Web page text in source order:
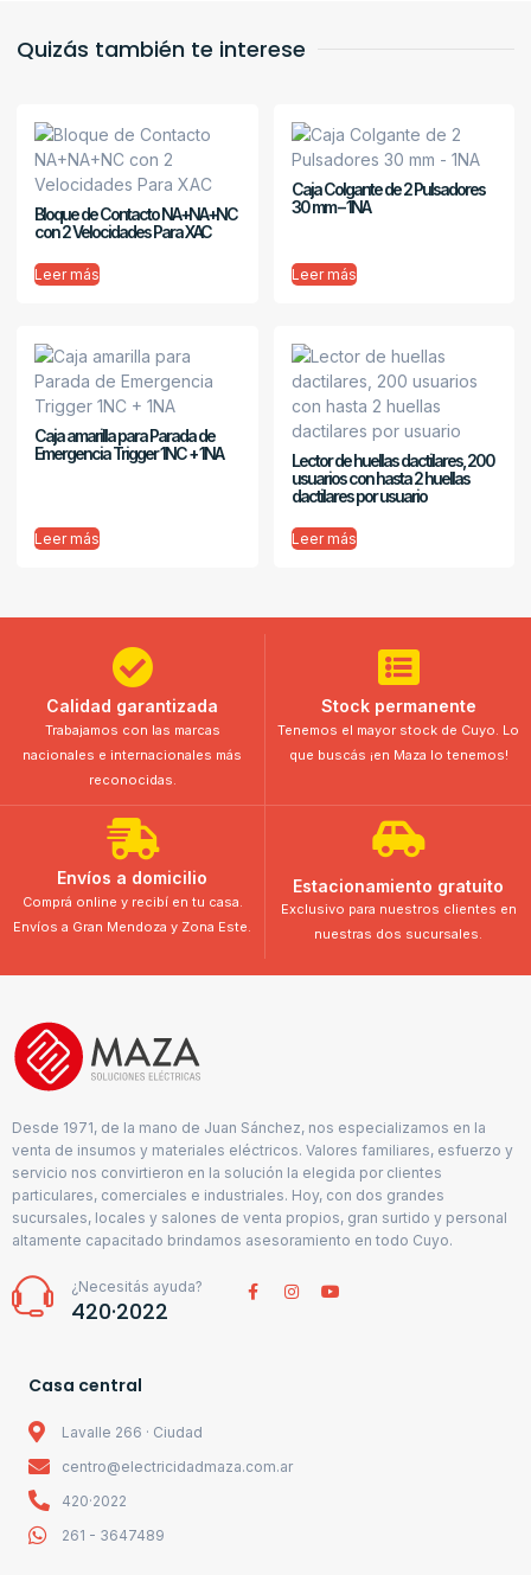
Quizás también te interese
Bloque de Contacto NA+NA+NC
con 2 Velocidades Para XAC
Leer más
Caja Colgante de 2 Pulsadores
30 mm – 1NA
Leer más
Caja amarilla para Parada de
Emergencia Trigger 1NC + 1NA
Leer más
Lector de huellas dactilares, 200
usuarios con hasta 2 huellas
dactilares por usuario
Leer más
Calidad garantizada
Trabajamos con las marcas
nacionales e internacionales más
reconocidas.
Stock permanente
Tenemos el mayor stock de Cuyo. Lo
que buscás ¡en Maza lo tenemos!
Envíos a domicilio
Comprá online y recibí en tu casa.
Envíos a Gran Mendoza y Zona Este.
Estacionamiento gratuito
Exclusivo para nuestros clientes en
nuestras dos sucursales.
Desde 1971, de la mano de Juan Sánchez, nos especializamos en la
venta de insumos y materiales eléctricos. Valores familiares, esfuerzo y
servicio nos convirtieron en la solución la elegida por clientes
particulares, comerciales e industriales. Hoy, con dos grandes
sucursales, locales y salones de venta propios, gran surtido y personal
altamente capacitado brindamos asesoramiento en todo Cuyo.
¿Necesitás ayuda?
420·2022
Casa central
Lavalle 266 · Ciudad
centro@electricidadmaza.com.ar
420·2022
261 - 3647489